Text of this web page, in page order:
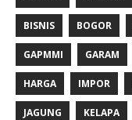
BISNIS BOGOR
GAPMMI GARAM
HARGA IMPOR
JAGUNG KELAPA